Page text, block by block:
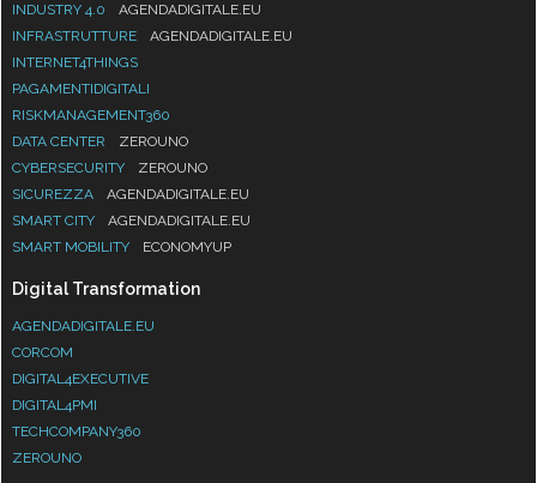
INDUSTRY 4.0
AGENDADIGITALE.EU
INFRASTRUTTURE
AGENDADIGITALE.EU
INTERNET4THINGS
PAGAMENTIDIGITALI
RISKMANAGEMENT360
DATA CENTER
ZEROUNO
CYBERSECURITY
ZEROUNO
SICUREZZA
AGENDADIGITALE.EU
SMART CITY
AGENDADIGITALE.EU
SMART MOBILITY
ECONOMYUP
Digital Transformation
AGENDADIGITALE.EU
CORCOM
DIGITAL4EXECUTIVE
DIGITAL4PMI
TECHCOMPANY360
ZEROUNO